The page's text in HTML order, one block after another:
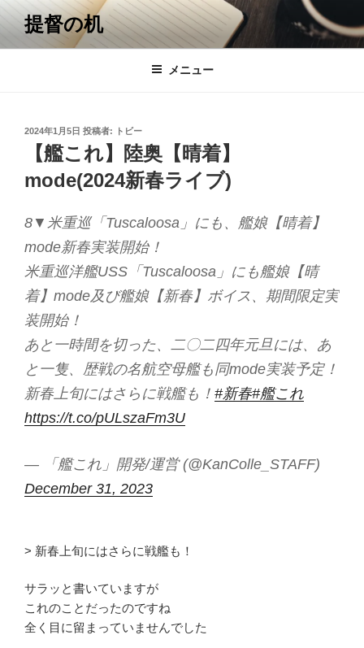
コ
テ
提督の机
メニュー
投
2024年1月5日 投稿者: トビー
【艦これ】陸奥【晴着】
mode(2024新春ライブ)
8▼米重巡「Tuscaloosa」にも、艦娘【晴着】
mode新春実装開始！
米重巡洋艦USS「Tuscaloosa」にも艦娘【晴
着】mode及び艦娘【新春】ボイス、期間限定実
装開始！
あと一時間を切った、二〇二四年元旦には、あ
と一隻、歴戦の名航空母艦も同mode実装予定！
新春上旬にはさらに戦艦も！ #新春#艦これ
https://t.co/pULszaFm3U
— 「艦これ」開発/運営 (@KanColle_STAFF)
December 31, 2023
> 新春上旬にはさらに戦艦も！
サラッと書いていますが
これのことだったのですね
全く目に留まっていませんでした